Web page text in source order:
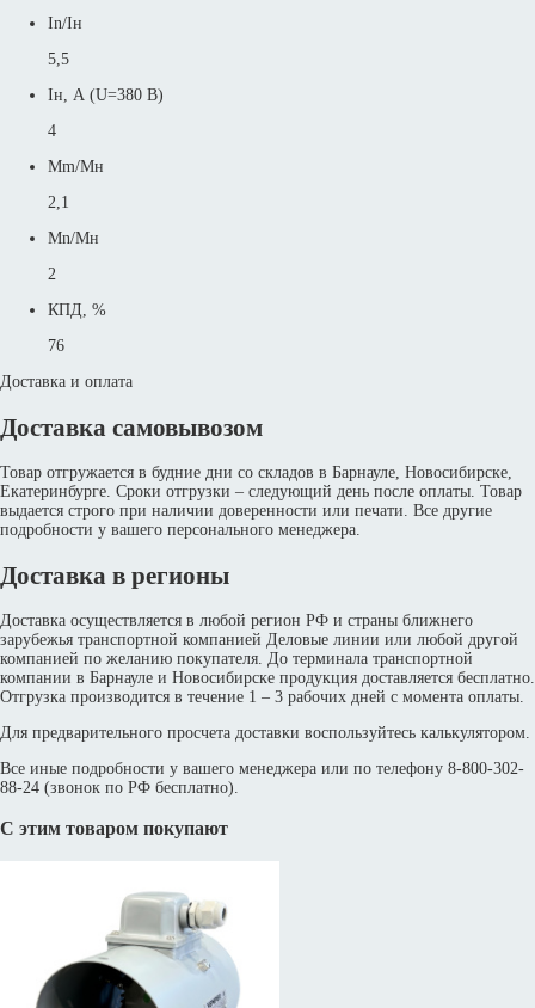
In/Iн
5,5
Iн, А (U=380 В)
4
Mm/Mн
2,1
Mn/Mн
2
КПД, %
76
Доставка и оплата
Доставка самовывозом
Товар отгружается в будние дни со складов в Барнауле, Новосибирске,
Екатеринбурге. Сроки отгрузки – следующий день после оплаты. Товар
выдается строго при наличии доверенности или печати. Все другие
подробности у вашего персонального менеджера.
Доставка в регионы
Доставка осуществляется в любой регион РФ и страны ближнего
зарубежья транспортной компанией Деловые линии или любой другой
компанией по желанию покупателя. До терминала транспортной
компании в Барнауле и Новосибирске продукция доставляется бесплатно.
Отгрузка производится в течение 1 – 3 рабочих дней с момента оплаты.
Для предварительного просчета доставки воспользуйтесь калькулятором.
Все иные подробности у вашего менеджера или по телефону 8-800-302-
88-24 (звонок по РФ бесплатно).
С этим товаром покупают